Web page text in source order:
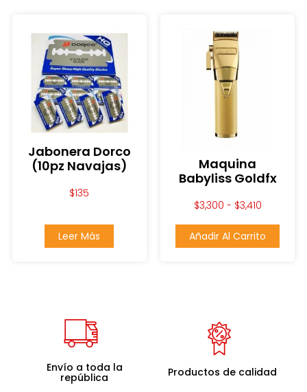
Jabonera Dorco
(10pz Navajas)
$135
Leer Más
Maquina
Babyliss Goldfx
$3,300 - $3,410
Añadir Al Carrito
Envío a toda la
república Productos de calidad